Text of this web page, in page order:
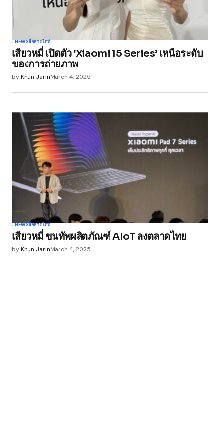
NEWSสื่อสารไอที
เสียวหมี่ เปิดตัว ‘Xiaomi 15 Series’ เหนือระดับ
ของการถ่ายภาพ
byKhun JarinMarch 4, 2025
NEWSสื่อสารไอที
เสียวหมี่ ขนทัพผลิตภัณฑ์ AIoT ลงตลาดไทย
byKhun JarinMarch 4, 2025